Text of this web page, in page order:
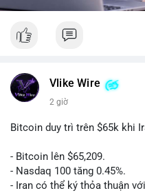
Vlike Wire
2 giờ
Bitcoin duy trì trên $65k khi
- Bitcoin lên $65,209.
- Nasdaq 100 tăng 0.45%.
- Iran có thể ký thỏa thuận